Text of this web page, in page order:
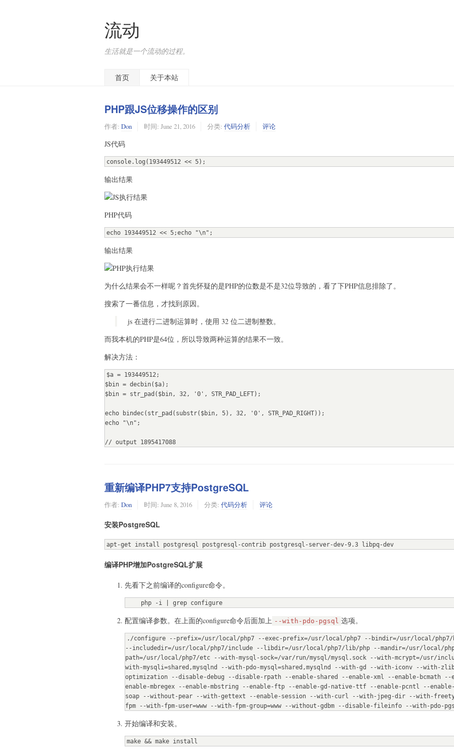
流动
生活就是一个流动的过程。
首页 关于本站
PHP跟JS位移操作的区别
作者: Don 时间: June 21, 2016 分类: 代码分析 评论
JS代码
console.log(193449512 << 5);
输出结果
PHP代码
echo 193449512 << 5;echo "\n";
输出结果
为什么结果会不一样呢？首先怀疑的是PHP的位数是不是32位导致的，看了下PHP信息排除了。
搜索了一番信息，才找到原因。
js 在进行二进制运算时，使用 32 位二进制整数。
而我本机的PHP是64位，所以导致两种运算的结果不一致。
解决方法：
$a = 193449512;
$bin = decbin($a);
$bin = str_pad($bin, 32, '0', STR_PAD_LEFT);
echo bindec(str_pad(substr($bin, 5), 32, '0', STR_PAD_RIGHT));
echo "\n";
// output 1895417088
重新编译PHP7支持PostgreSQL
作者: Don 时间: June 8, 2016 分类: 代码分析 评论
安装PostgreSQL
apt-get install postgresql postgresql-contrib postgresql-server-dev-9.3 libpq-dev
编译PHP增加PostgreSQL扩展
先看下之前编译的configure命令。
    php -i | grep configure
配置编译参数。在上面的configure命令后面加上 --with-pdo-pgsql 选项。
./configure --prefix=/usr/local/php7 --exec-prefix=/usr/local/php7 --bindir=/usr/local/
--includedir=/usr/local/php7/include --libdir=/usr/local/php7/lib/php --mandir=/usr/local/
path=/usr/local/php7/etc --with-mysql-sock=/var/run/mysql/mysql.sock --with-mcrypt=/usr/
with-mysqli=shared,mysqlnd --with-pdo-mysql=shared,mysqlnd --with-gd --with-iconv --with-
optimization --disable-debug --disable-rpath --enable-shared --enable-xml --enable-bcmath --
enable-mbregex --enable-mbstring --enable-ftp --enable-gd-native-ttf --enable-pcntl --
soap --without-pear --with-gettext --enable-session --with-curl --with-jpeg-dir --with-
fpm --with-fpm-user=www --with-fpm-group=www --without-gdbm --disable-fileinfo --with-pdo-
开始编译和安装。
make && make install